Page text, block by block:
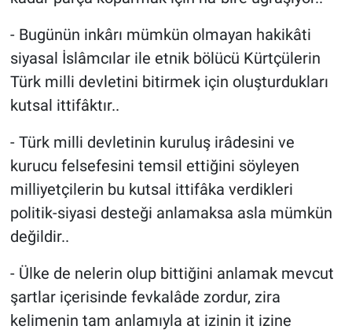
- Bugünün inkârı mümkün olmayan hakikâti
siyasal İslâmcılar ile etnik bölücü Kürtçülerin
Türk milli devletini bitirmek için oluşturdukları
kutsal ittifâktır..
- Türk milli devletinin kuruluş irâdesini ve
kurucu felsefesini temsil ettiğini söyleyen
milliyetçilerin bu kutsal ittifâka verdikleri
politik-siyasi desteği anlamaksa asla mümkün
değildir..
- Ülke de nelerin olup bittiğini anlamak mevcut
şartlar içerisinde fevkalâde zordur, zira
kelimenin tam anlamıyla at izinin it izine